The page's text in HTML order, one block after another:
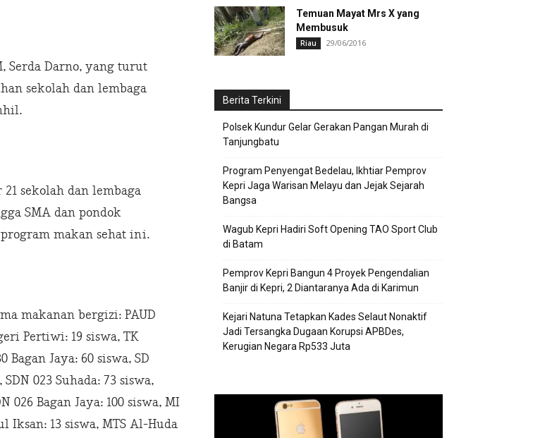
Serda Darno, yang turut
sekolah dan lembaga
sekolah dan lembaga
SMA dan pondok
makan sehat ini.
makanan bergizi: PAUD
Pertiwi: 19 siswa, TK
Bagan Jaya: 60 siswa, SD
023 Suhada: 73 siswa,
026 Bagan Jaya: 100 siswa, MI
Iksan: 13 siswa, MTS Al-Huda
Temuan Mayat Mrs X yang
Membusuk
Riau 29/06/2016
Berita Terkini
Polsek Kundur Gelar Gerakan Pangan Murah di
Tanjungbatu
Program Penyengat Bedelau, Ikhtiar Pemprov
Kepri Jaga Warisan Melayu dan Jejak Sejarah
Bangsa
Wagub Kepri Hadiri Soft Opening TAO Sport Club
di Batam
Pemprov Kepri Bangun 4 Proyek Pengendalian
Banjir di Kepri, 2 Diantaranya Ada di Karimun
Kejari Natuna Tetapkan Kades Selaut Nonaktif
Jadi Tersangka Dugaan Korupsi APBDes,
Kerugian Negara Rp533 Juta